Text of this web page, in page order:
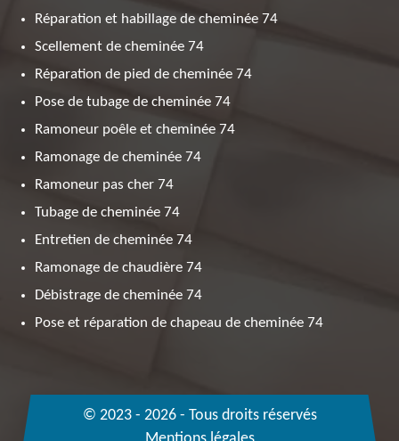
Réparation et habillage de cheminée 74
Scellement de cheminée 74
Réparation de pied de cheminée 74
Pose de tubage de cheminée 74
Ramoneur poêle et cheminée 74
Ramonage de cheminée 74
Ramoneur pas cher 74
Tubage de cheminée 74
Entretien de cheminée 74
Ramonage de chaudière 74
Débistrage de cheminée 74
Pose et réparation de chapeau de cheminée 74
© 2023 - 2026 - Tous droits réservés